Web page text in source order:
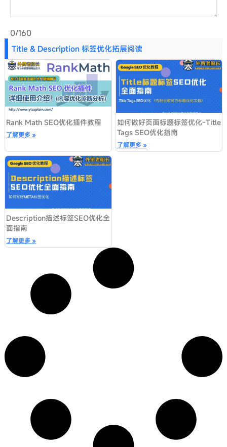
0/160
Title & Description 标签优化拓展阅读
Rank Math SEO优化插件教程
了解更多 »
如何做好页面标题标签优化-Title
Tags SEO优化指南
了解更多 »
Description描述标签SEO优化全
面指南
了解更多 »